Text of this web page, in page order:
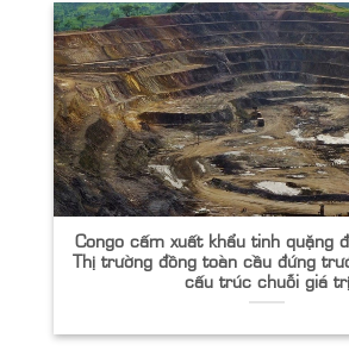
Congo cấm xuất khẩu tinh quặng
Thị trường đồng toàn cầu đứng
cấu trúc chuỗi giá trị